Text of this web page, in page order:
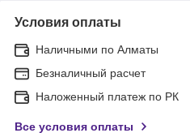
Условия оплаты
Наличными по Алматы
Безналичный расчет
Наложенный платеж по РК
Все условия оплаты